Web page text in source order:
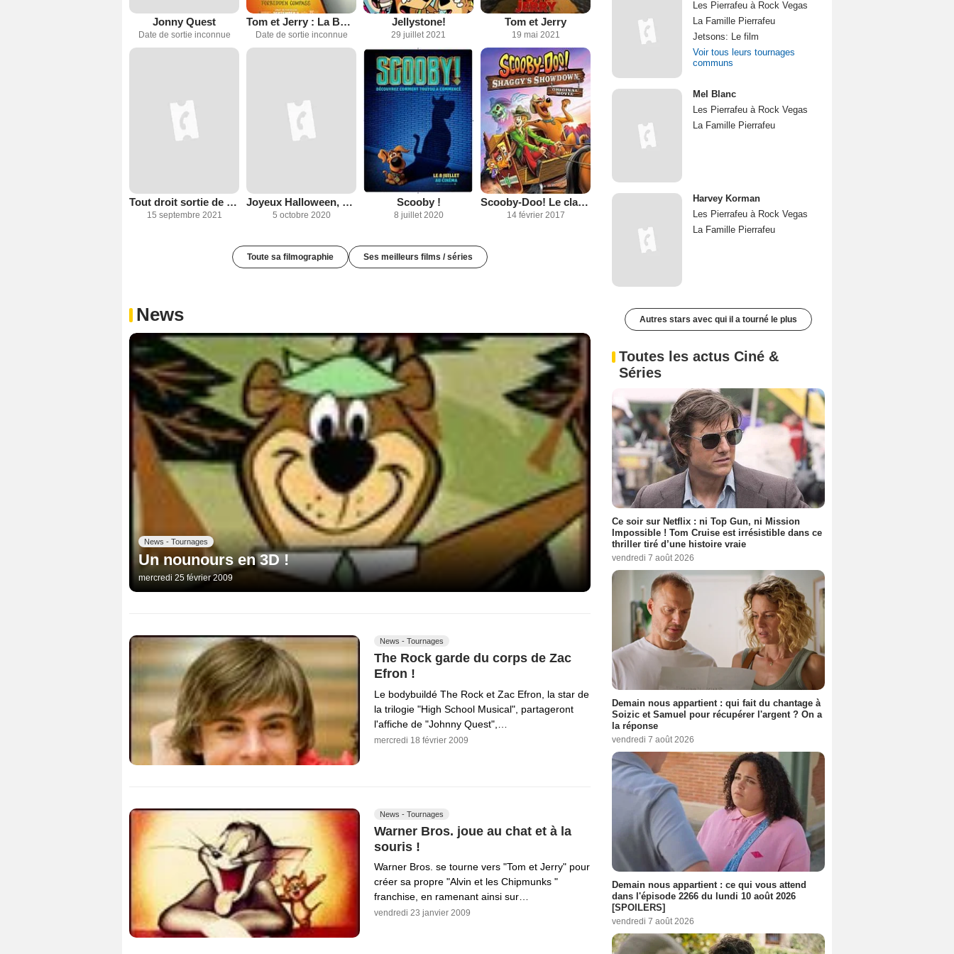
Jonny Quest
Date de sortie inconnue
Tom et Jerry : La Boussole interdite
Date de sortie inconnue
Jellystone!
29 juillet 2021
Tom et Jerry
19 mai 2021
Tout droit sortie de nulle part : Scooby-Doo rencontre Courage le chien froussard
15 septembre 2021
Joyeux Halloween, Scooby-Doo !
5 octobre 2020
Scooby !
8 juillet 2020
Scooby-Doo! Le clash des Sammys
14 février 2017
Toute sa filmographie Ses meilleurs films / séries
News
News - Tournages
Un nounours en 3D !
mercredi 25 février 2009
News - Tournages
The Rock garde du corps de Zac
Efron !
Le bodybuildé The Rock et Zac Efron, la star de
la trilogie "High School Musical", partageront
l'affiche de "Johnny Quest",…
mercredi 18 février 2009
News - Tournages
Warner Bros. joue au chat et à la
souris !
Warner Bros. se tourne vers "Tom et Jerry" pour
créer sa propre "Alvin et les Chipmunks "
franchise, en ramenant ainsi sur…
vendredi 23 janvier 2009
Les Pierrafeu à Rock Vegas
La Famille Pierrafeu
Jetsons: Le film
Voir tous leurs tournages
communs
Mel Blanc
Les Pierrafeu à Rock Vegas
La Famille Pierrafeu
Harvey Korman
Les Pierrafeu à Rock Vegas
La Famille Pierrafeu
Autres stars avec qui il a tourné le plus
Toutes les actus Ciné &
Séries
Ce soir sur Netflix : ni Top Gun, ni Mission
Impossible ! Tom Cruise est irrésistible dans ce
thriller tiré d’une histoire vraie
vendredi 7 août 2026
Demain nous appartient : qui fait du chantage à
Soizic et Samuel pour récupérer l'argent ? On a
la réponse
vendredi 7 août 2026
Demain nous appartient : ce qui vous attend
dans l'épisode 2266 du lundi 10 août 2026
[SPOILERS]
vendredi 7 août 2026